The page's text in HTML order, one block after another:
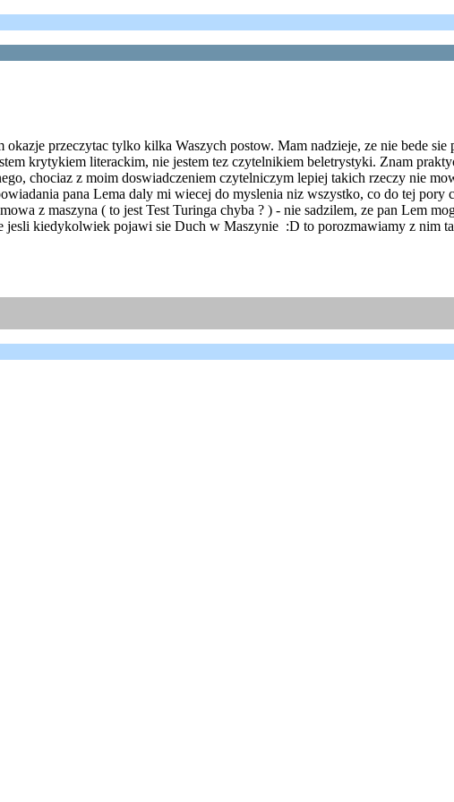
przeczytac tylko kilka Waszych postow. Mam nadzieje, ze nie bede
krytykiem literackim, nie jestem tez czytelnikiem beletrystyki. Znam
chociaz z moim doswiadczeniem czytelniczym lepiej takich rzeczy nie
pana Lema daly mi wiecej do myslenia niz wszystko, co do tej pory
z maszyna ( to jest Test Turinga chyba ? ) - nie sadzilem, ze pan Lem
jesli kiedykolwiek pojawi sie Duch w Maszynie :D to porozmawiamy z nim